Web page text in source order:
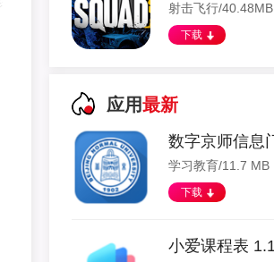
射击飞行/40.48MB
下载
应用最新
学习教育/11.7 MB
下载